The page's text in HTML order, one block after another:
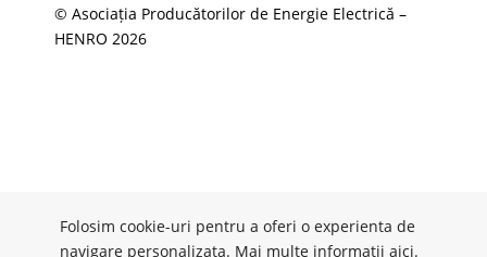
© Asociația Producătorilor de Energie Electrică –
HENRO 2026
Folosim cookie-uri pentru a oferi o experienta de
navigare personalizata. Mai multe informatii aici.